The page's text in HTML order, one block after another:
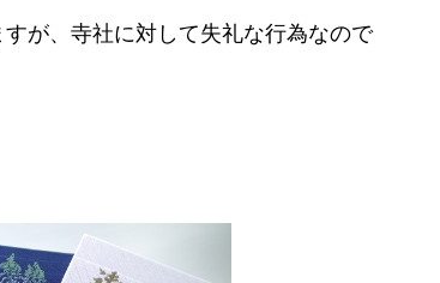
が、寺社に対して失礼な行為なので